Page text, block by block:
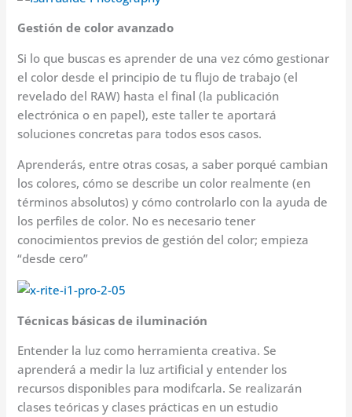
Gestión de color avanzado
Si lo que buscas es aprender de una vez cómo gestionar
el color desde el principio de tu flujo de trabajo (el
revelado del RAW) hasta el final (la publicación
electrónica o en papel), este taller te aportará
soluciones concretas para todos esos casos.
Aprenderás, entre otras cosas, a saber porqué cambian
los colores, cómo se describe un color realmente (en
términos absolutos) y cómo controlarlo con la ayuda de
los perfiles de color. No es necesario tener
conocimientos previos de gestión del color; empieza
“desde cero”
Técnicas básicas de iluminación
Entender la luz como herramienta creativa. Se
aprenderá a medir la luz artificial y entender los
recursos disponibles para modifcarla. Se realizarán
clases teóricas y clases prácticas en un estudio